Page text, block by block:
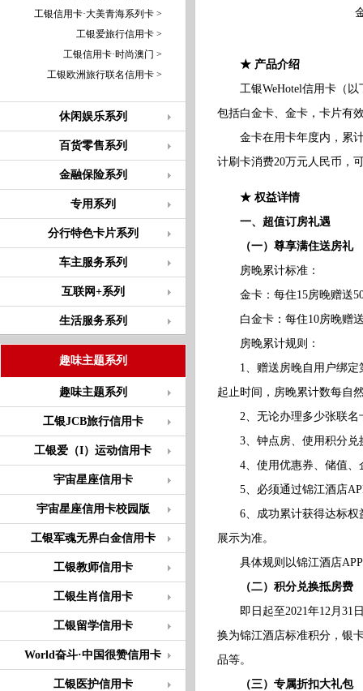
工银信用卡·大美青海系列卡 >
工银爱旅行信用卡 >
工银信用卡·时尚澳门 >
工银欧洲旅行联名信用卡 >
休闲娱乐系列
百货零售系列
金融保险系列
专用系列
分行特色卡片系列
车主服务系列
互联网+系列
生活服务系列
趣味主题系列
趣味主题系列
工银JCB旅行信用卡
工银爱（I）运动信用卡
宇宙星座信用卡
宇宙星座信用卡校园版
工银军魂无界白金信用卡
工银教师信用卡
工银生肖信用卡
工银留学信用卡
World奋斗·中国很赞信用卡
工银医护信用卡
★ 产品介绍
工银WeHotel信用卡（以
包括白金卡、金卡，卡片有
金卡在用卡年度内，累计
计刷卡消费20万元人民币，
★ 权益详情
一、超值订房礼遇
（一）尊享满住送房礼
房晚累计标准：
金卡：每住15房晚赠送
白金卡：每住10房晚赠送
房晚累计规则：
1、赠送房晚自用户绑定第
起止时间，房晚累计数每自
2、无论办理多少张联名
3、钟点房、使用积分兑
4、使用优惠券、储值、
5、必须通过锦江酒店
6、成功累计获得达标权益
展示为准。
具体规则以锦江酒店APP
（二）积分兑换抵房费
即日起至2021年12月31日
换为锦江酒店标准积分，银
品等。
（三）专属折扣大礼包